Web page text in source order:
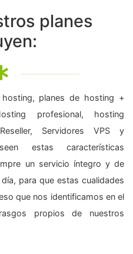
planes
planes de hosting +
profesional, hosting
Servidores VPS y
estas características
un servicio íntegro y de
para que estas cualidades
que nos identificamos en el
propios de nuestros